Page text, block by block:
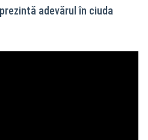
adevărul în ciuda